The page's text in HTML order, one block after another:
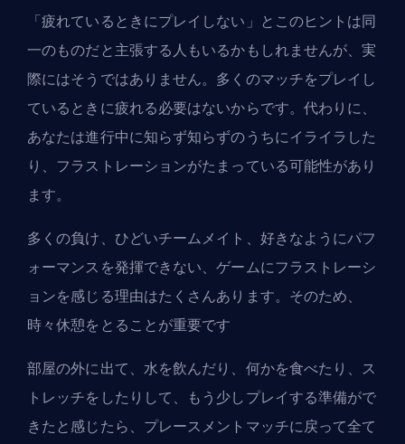
「疲れているときにプレイしない」とこのヒントは同
一のものだと主張する人もいるかもしれませんが、実
際にはそうではありません。多くのマッチをプレイし
ているときに疲れる必要はないからです。代わりに、
あなたは進行中に知らず知らずのうちにイライラした
り、フラストレーションがたまっている可能性があり
ます。
多くの負け、ひどいチームメイト、好きなようにパフ
ォーマンスを発揮できない、ゲームにフラストレーシ
ョンを感じる理由はたくさんあります。そのため、
時々休憩をとることが重要です
部屋の外に出て、水を飲んだり、何かを食べたり、ス
トレッチをしたりして、もう少しプレイする準備がで
きたと感じたら、プレースメントマッチに戻って全て